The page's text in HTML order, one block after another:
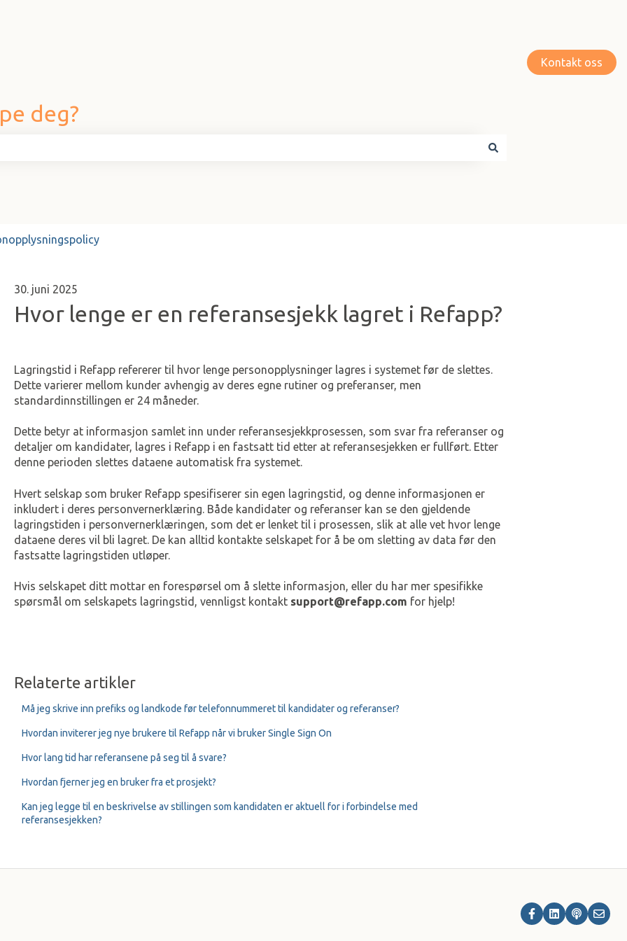
Kontakt oss
deg?
30. juni 2025
Hvor lenge er en referansesjekk lagret i Refapp?
Lagringstid i Refapp refererer til hvor lenge personopplysninger lagres i systemet før de slettes.
Dette varierer mellom kunder avhengig av deres egne rutiner og preferanser, men
standardinnstillingen er 24 måneder.
Dette betyr at informasjon samlet inn under referansesjekkprosessen, som svar fra referanser og
detaljer om kandidater, lagres i Refapp i en fastsatt tid etter at referansesjekken er fullført. Etter
denne perioden slettes dataene automatisk fra systemet.
Hvert selskap som bruker Refapp spesifiserer sin egen lagringstid, og denne informasjonen er
inkludert i deres personvernerklæring. Både kandidater og referanser kan se den gjeldende
lagringstiden i personvernerklæringen, som det er lenket til i prosessen, slik at alle vet hvor lenge
dataene deres vil bli lagret. De kan alltid kontakte selskapet for å be om sletting av data før den
fastsatte lagringstiden utløper.
Hvis selskapet ditt mottar en forespørsel om å slette informasjon, eller du har mer spesifikke
spørsmål om selskapets lagringstid, vennligst kontakt support@refapp.com for hjelp!
Relaterte artikler
Må jeg skrive inn prefiks og landkode før telefonnummeret til kandidater og referanser?
Hvordan inviterer jeg nye brukere til Refapp når vi bruker Single Sign On
Hvor lang tid har referansene på seg til å svare?
Hvordan fjerner jeg en bruker fra et prosjekt?
Kan jeg legge til en beskrivelse av stillingen som kandidaten er aktuell for i forbindelse med
referansesjekken?